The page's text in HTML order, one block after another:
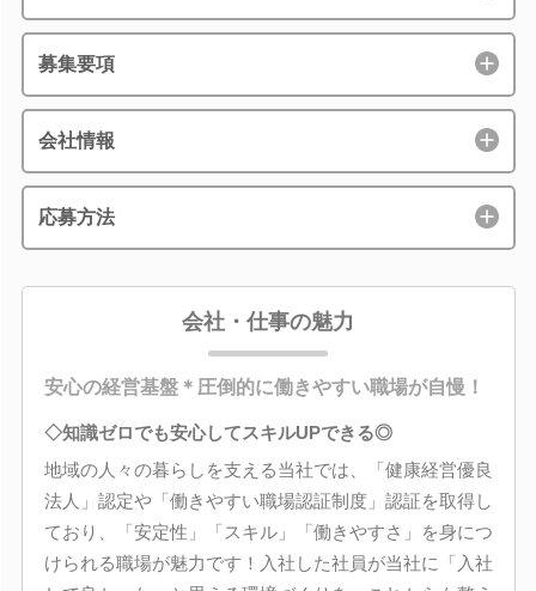
募集要項
会社情報
応募方法
会社・仕事の魅力
安心の経営基盤＊圧倒的に働きやすい職場が自慢！
◇知識ゼロでも安心してスキルUPできる◎
地域の人々の暮らしを支える当社では、「健康経営優良
法人」認定や「働きやすい職場認証制度」認証を取得し
ており、「安定性」「スキル」「働きやすさ」を身につ
けられる職場が魅力です！入社した社員が当社に「入社